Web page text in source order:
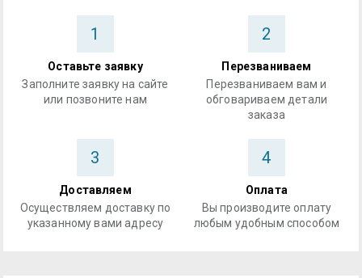
1
Оставьте заявку
Заполните заявку на сайте
или позвоните нам
2
Перезваниваем
Перезваниваем вам и
обговариваем детали
заказа
3
Доставляем
Осуществляем доставку по
указанному вами адресу
4
Оплата
Вы производите оплату
любым удобным способом